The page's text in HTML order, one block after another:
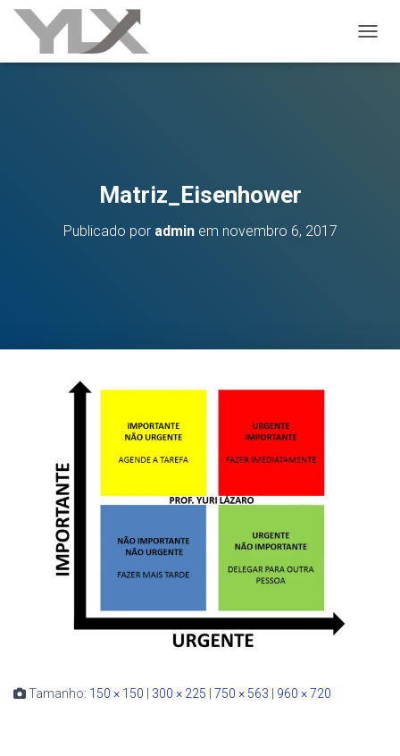
Matriz_Eisenhower
Publicado por adminem novembro 6, 2017
Tamanho: 150 × 150 | 300 × 225 | 750 × 563 | 960 × 720